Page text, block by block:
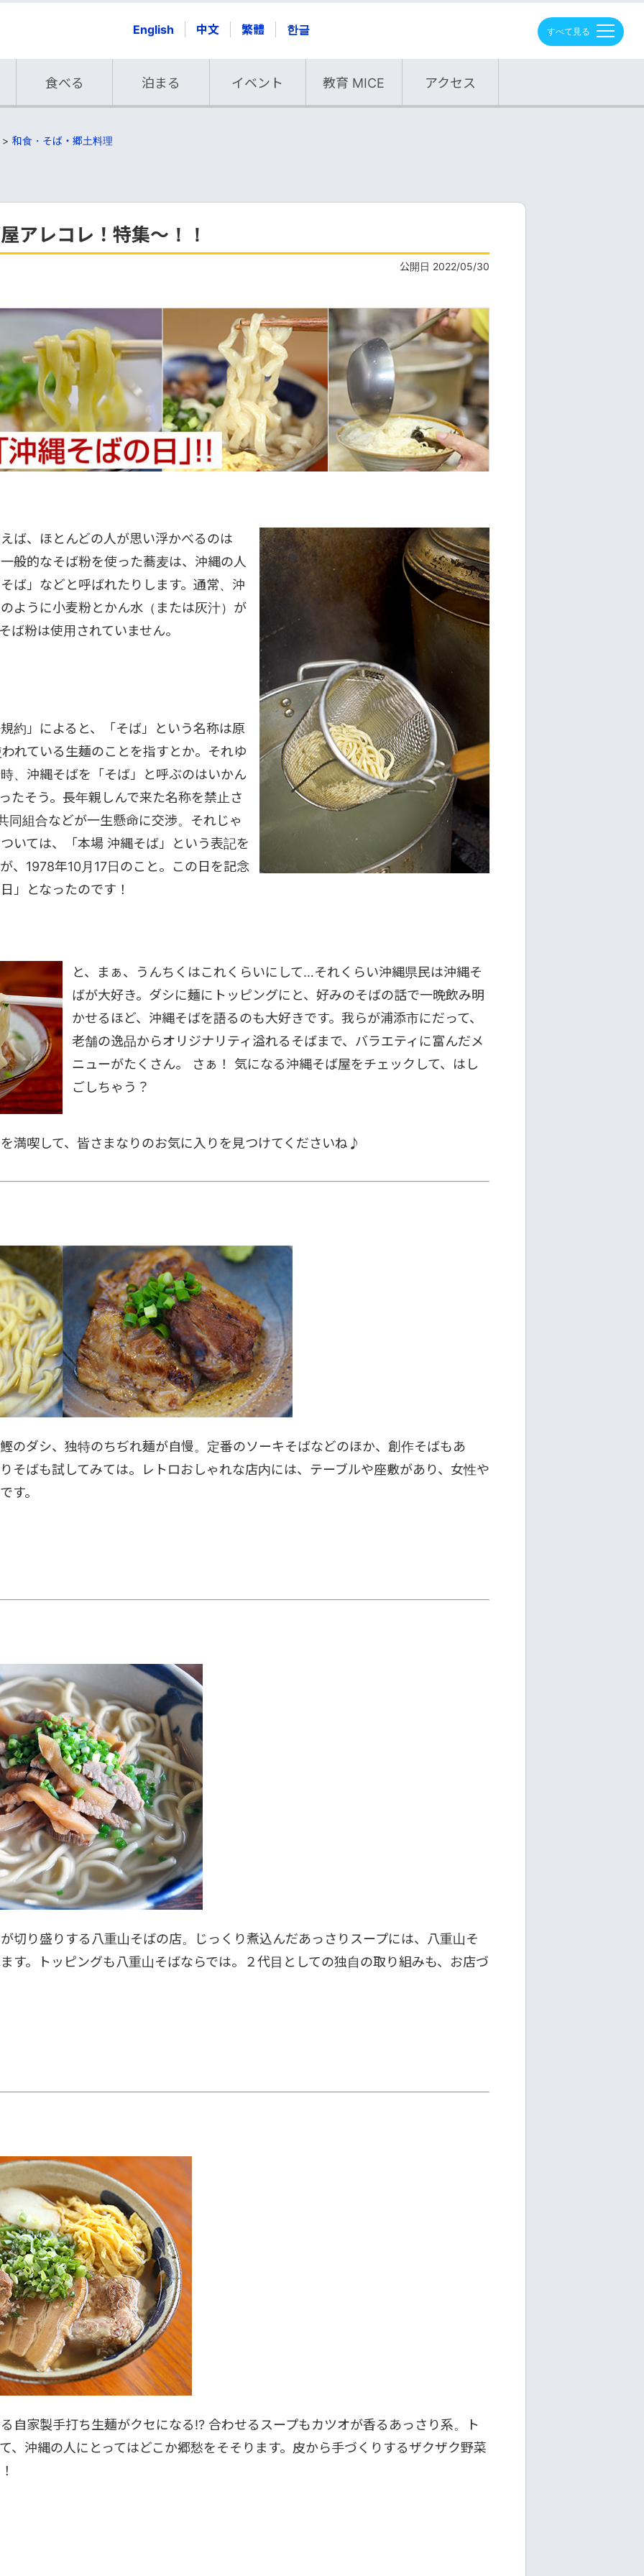
English 中文 繁體 한글
食べる 泊まる イベント 教育 MICE アクセス
E
N
和食・そば・郷土料理
アレコレ！特集～！！
公開日 2022/05/30
ば、ほとんどの人が思い浮かべるのは
般的なそば粉を使った蕎麦は、沖縄の人
ば」などと呼ばれたりします。通常、沖
ように小麦粉とかん水（または灰汁）が
ば粉は使用されていません。
約」によると、「そば」という名称は原
れている生麺のことを指すとか。それゆ
、沖縄そばを「そば」と呼ぶのはいかん
たそう。長年親しんで来た名称を禁止さ
同組合などが一生懸命に交渉。それじゃ
いては、「本場 沖縄そば」という表記を
、1978年10月17日のこと。この日を記念
」となったのです！
と、まぁ、うんちくはこれくらいにして…それくらい沖縄県民は沖縄そ
ばが大好き。ダシに麺にトッピングにと、好みのそばの話で一晩飲み明
かせるほど、沖縄そばを語るのも大好きです。我らが浦添市にだって、
老舗の逸品からオリジナリティ溢れるそばまで、バラエティに富んだメ
ニューがたくさん。 さぁ！ 気になる沖縄そば屋をチェックして、はし
ごしちゃう？
満喫して、皆さまなりのお気に入りを見つけてくださいね♪
のダシ、独特のちぢれ麺が自慢。定番のソーキそばなどのほか、創作そばもあ
そばも試してみては。レトロおしゃれな店内には、テーブルや座敷があり、女性や
す。
切り盛りする八重山そばの店。じっくり煮込んだあっさりスープには、八重山そ
す。トッピングも八重山そばならでは。２代目としての独自の取り組みも、お店づ
自家製手打ち生麺がクセになる!? 合わせるスープもカツオが香るあっさり系。ト
、沖縄の人にとってはどこか郷愁をそそります。皮から手づくりするザクザク野菜